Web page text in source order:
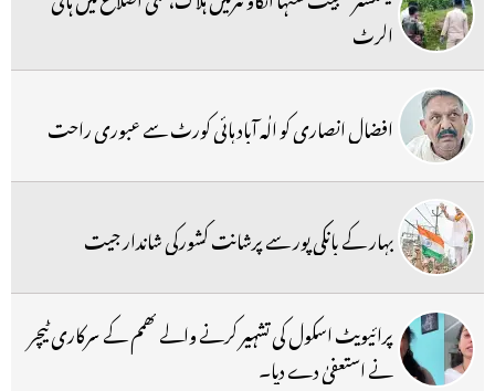
الرٹ
افضال انصاری کو الٰہ آباد ہائی کورٹ سے عبوری راحت
بہار کے بانکی پور سے پرشانت کشورکی شاندار جیت
پرائیویٹ اسکول کی تشہیر کرنے والے کھمم کے سرکاری ٹیچر
نے استعفیٰ دے دیا۔